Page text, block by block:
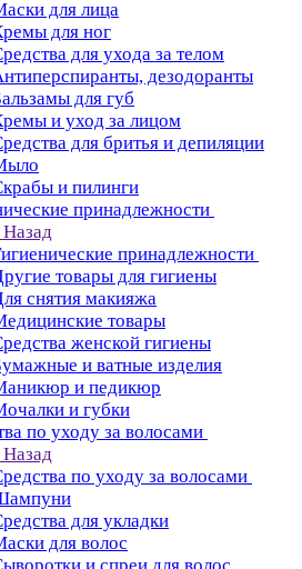
для лица
для ног
для ухода за телом
дезодоранты
для губ
и уход за лицом
для бритья и депиляции
и пилинги
принадлежности
Назад
принадлежности
товары для гигиены
снятия макияжа
товары
женской гигиены
и ватные изделия
и педикюр
и губки
по уходу за волосами
Назад
по уходу за волосами
для укладки
для волос